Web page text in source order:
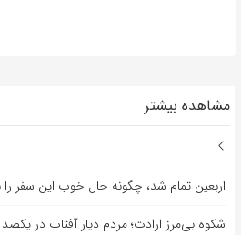
مشاهده بیشتر
اربعین تمام شد، چگونه حال خوب این سفر را
شکوه بی‌مرز ارادت؛ مردم دیار آفتاب در